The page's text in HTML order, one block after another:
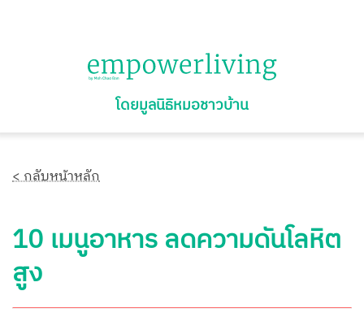
โดยมูลนิธิหมอชาวบ้าน
< กลับหน้าหลัก
10 เมนูอาหาร ลดความดันโลหิต
สูง